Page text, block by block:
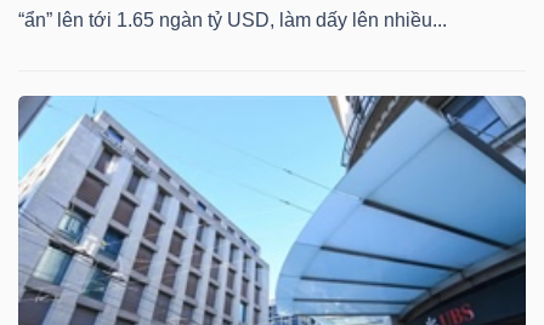
“ẩn” lên tới 1.65 ngàn tỷ USD, làm dấy lên nhiều...
chính
Dữ
liệu